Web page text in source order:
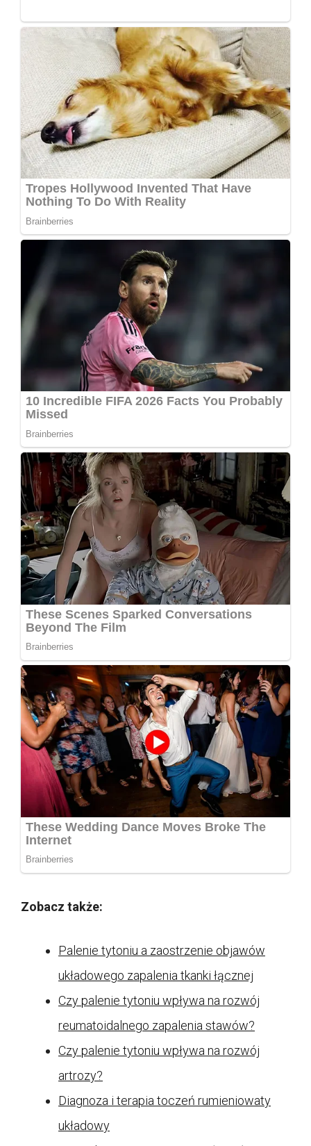
Zobacz także:
Palenie tytoniu a zaostrzenie objawów
układowego zapalenia tkanki łącznej
Czy palenie tytoniu wpływa na rozwój
reumatoidalnego zapalenia stawów?
Czy palenie tytoniu wpływa na rozwój
artrozy?
Diagnoza i terapia toczeń rumieniowaty
układowy